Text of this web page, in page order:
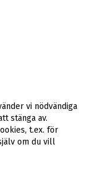
vi nödvändiga
stänga av.
t.ex. för
om du vill